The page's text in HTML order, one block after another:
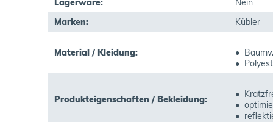
Lagerware:
Nein
Marken:
Kübler
Material / Kleidung:
•
•
Produkteigenschaften / Bekleidung:
•
•
•